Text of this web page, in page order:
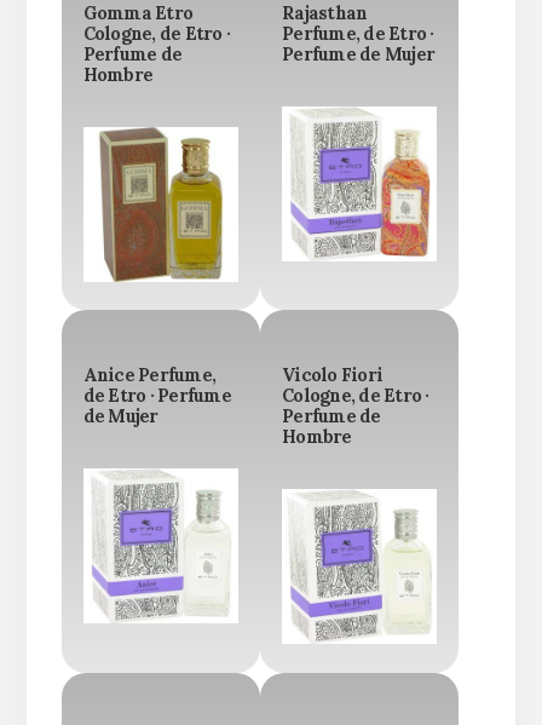
Gomma Etro
Cologne, de Etro ·
Perfume de
Hombre
Rajasthan
Perfume, de Etro ·
Perfume de Mujer
Anice Perfume,
de Etro · Perfume
de Mujer
Vicolo Fiori
Cologne, de Etro ·
Perfume de
Hombre